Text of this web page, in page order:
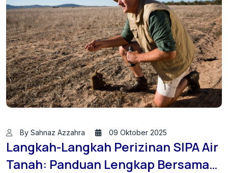
By Sahnaz Azzahra 09 Oktober 2025
Langkah-Langkah Perizinan SIPA Air
Tanah: Panduan Lengkap Bersama